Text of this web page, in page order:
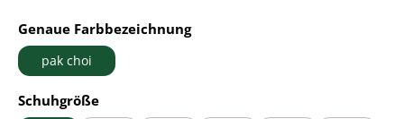
Genaue Farbbezeichnungauswählen
pak choi
Schuhgrößeauswählen